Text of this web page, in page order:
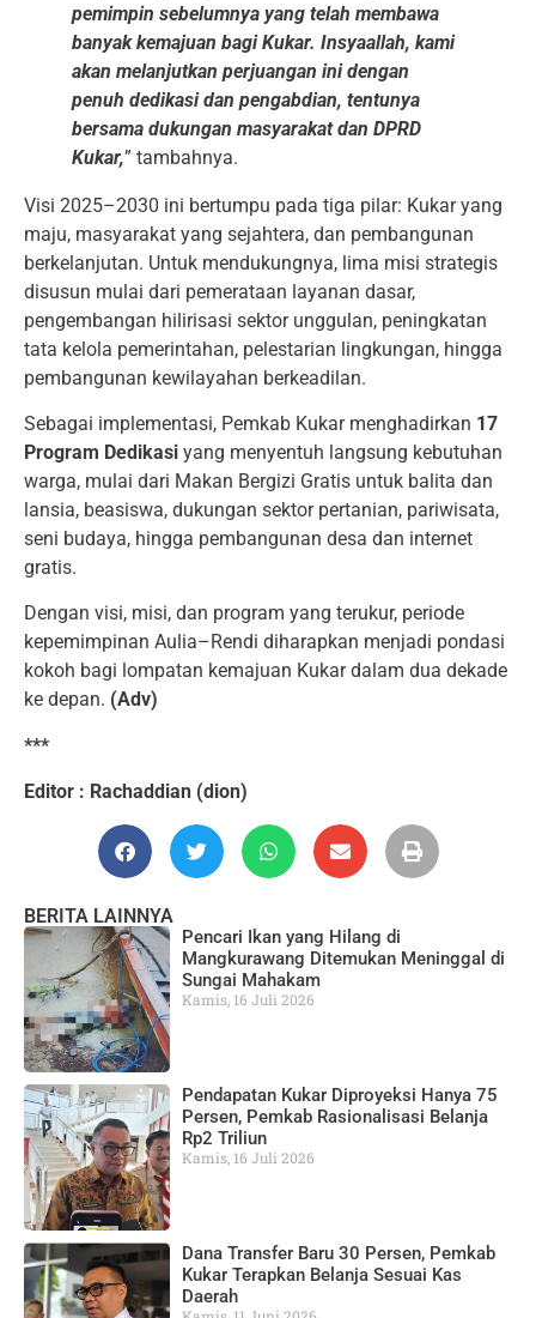
pemimpin sebelumnya yang telah membawa
banyak kemajuan bagi Kukar. Insyaallah, kami
akan melanjutkan perjuangan ini dengan
penuh dedikasi dan pengabdian, tentunya
bersama dukungan masyarakat dan DPRD
Kukar,” tambahnya.
Visi 2025–2030 ini bertumpu pada tiga pilar: Kukar yang
maju, masyarakat yang sejahtera, dan pembangunan
berkelanjutan. Untuk mendukungnya, lima misi strategis
disusun mulai dari pemerataan layanan dasar,
pengembangan hilirisasi sektor unggulan, peningkatan
tata kelola pemerintahan, pelestarian lingkungan, hingga
pembangunan kewilayahan berkeadilan.
Sebagai implementasi, Pemkab Kukar menghadirkan 17
Program Dedikasi yang menyentuh langsung kebutuhan
warga, mulai dari Makan Bergizi Gratis untuk balita dan
lansia, beasiswa, dukungan sektor pertanian, pariwisata,
seni budaya, hingga pembangunan desa dan internet
gratis.
Dengan visi, misi, dan program yang terukur, periode
kepemimpinan Aulia–Rendi diharapkan menjadi pondasi
kokoh bagi lompatan kemajuan Kukar dalam dua dekade
ke depan. (Adv)
***
Editor : Rachaddian (dion)
BERITA LAINNYA
Pencari Ikan yang Hilang di
Mangkurawang Ditemukan Meninggal di
Sungai Mahakam
Kamis, 16 Juli 2026
Pendapatan Kukar Diproyeksi Hanya 75
Persen, Pemkab Rasionalisasi Belanja
Rp2 Triliun
Kamis, 16 Juli 2026
Dana Transfer Baru 30 Persen, Pemkab
Kukar Terapkan Belanja Sesuai Kas
Daerah